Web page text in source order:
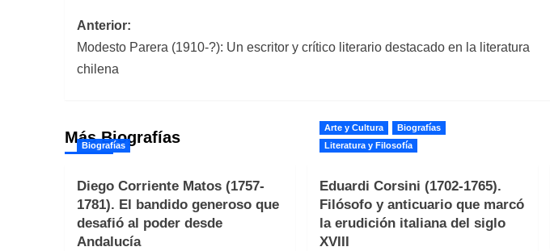
Navegación
de
Anterior:
Modesto Parera (1910-?): Un escritor y crítico literario destacado en la literatura
chilena
Más Biografías
Biografías
Diego Corriente Matos (1757-
1781). El bandido generoso que
desafió al poder desde
Andalucía
Arte y Cultura
Biografías
Literatura y Filosofía
Eduardi Corsini (1702-1765).
Filósofo y anticuario que marcó
la erudición italiana del siglo
XVIII